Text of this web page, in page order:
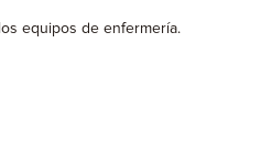
equipos de enfermería.